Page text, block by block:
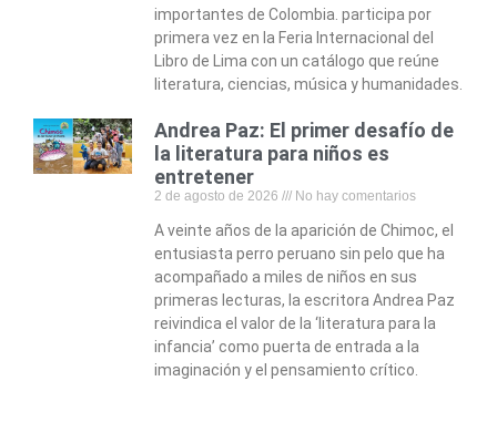
importantes de Colombia. participa por
primera vez en la Feria Internacional del
Libro de Lima con un catálogo que reúne
literatura, ciencias, música y humanidades.
Andrea Paz: El primer desafío de
la literatura para niños es
entretener
2 de agosto de 2026 No hay comentarios
A veinte años de la aparición de Chimoc, el
entusiasta perro peruano sin pelo que ha
acompañado a miles de niños en sus
primeras lecturas, la escritora Andrea Paz
reivindica el valor de la ‘literatura para la
infancia’ como puerta de entrada a la
imaginación y el pensamiento crítico.